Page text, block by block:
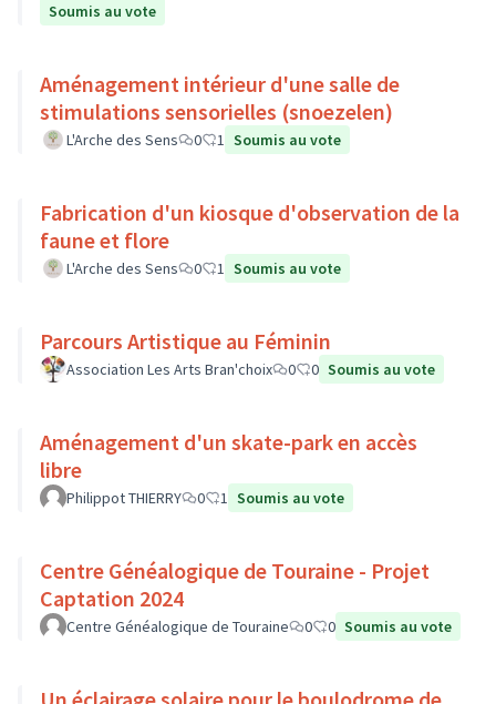
Soumis au vote
Aménagement intérieur d'une salle de
stimulations sensorielles (snoezelen)
L'Arche des Sens 0 1 Soumis au vote
Fabrication d'un kiosque d'observation de la
faune et flore
L'Arche des Sens 0 1 Soumis au vote
Parcours Artistique au Féminin
Association Les Arts Bran'choix 0 0 Soumis au vote
Aménagement d'un skate-park en accès
libre
Philippot THIERRY 0 1 Soumis au vote
Centre Généalogique de Touraine - Projet
Captation 2024
Centre Généalogique de Touraine 0 0 Soumis au vote